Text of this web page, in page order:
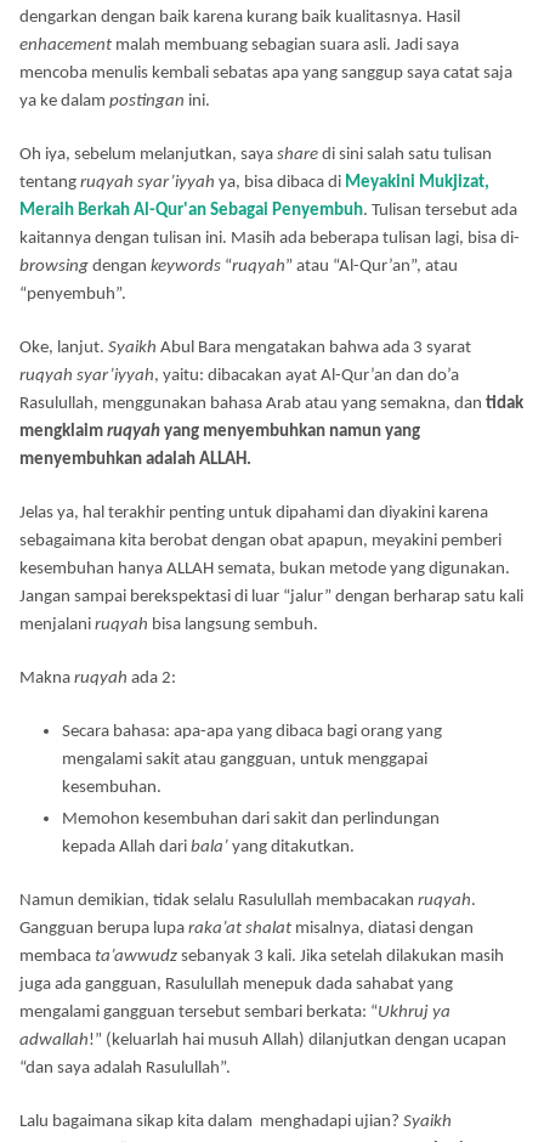
dengarkan dengan baik karena kurang baik kualitasnya. Hasil
enhacement malah membuang sebagian suara asli. Jadi saya
mencoba menulis kembali sebatas apa yang sanggup saya catat saja
ya ke dalam postingan ini.
Oh iya, sebelum melanjutkan, saya share di sini salah satu tulisan
tentang ruqyah syar’iyyah ya, bisa dibaca di Meyakini Mukjizat,
Meraih Berkah Al-Qur'an Sebagai Penyembuh. Tulisan tersebut ada
kaitannya dengan tulisan ini. Masih ada beberapa tulisan lagi, bisa di-
browsing dengan keywords “ruqyah” atau “Al-Qur’an”, atau
“penyembuh”.
Oke, lanjut. Syaikh Abul Bara mengatakan bahwa ada 3 syarat
ruqyah syar’iyyah, yaitu: dibacakan ayat Al-Qur’an dan do’a
Rasulullah, menggunakan bahasa Arab atau yang semakna, dan tidak
mengklaim ruqyah yang menyembuhkan namun yang
menyembuhkan adalah ALLAH.
Jelas ya, hal terakhir penting untuk dipahami dan diyakini karena
sebagaimana kita berobat dengan obat apapun, meyakini pemberi
kesembuhan hanya ALLAH semata, bukan metode yang digunakan.
Jangan sampai berekspektasi di luar “jalur” dengan berharap satu kali
menjalani ruqyah bisa langsung sembuh.
Makna ruqyah ada 2:
Secara bahasa: apa-apa yang dibaca bagi orang yang
mengalami sakit atau gangguan, untuk menggapai
kesembuhan.
Memohon kesembuhan dari sakit dan perlindungan
kepada Allah dari bala’ yang ditakutkan.
Namun demikian, tidak selalu Rasulullah membacakan ruqyah.
Gangguan berupa lupa raka’at shalat misalnya, diatasi dengan
membaca ta’awwudz sebanyak 3 kali. Jika setelah dilakukan masih
juga ada gangguan, Rasulullah menepuk dada sahabat yang
mengalami gangguan tersebut sembari berkata: “Ukhruj ya
adwallah!” (keluarlah hai musuh Allah) dilanjutkan dengan ucapan
“dan saya adalah Rasulullah”.
Lalu bagaimana sikap kita dalam menghadapi ujian? Syaikh